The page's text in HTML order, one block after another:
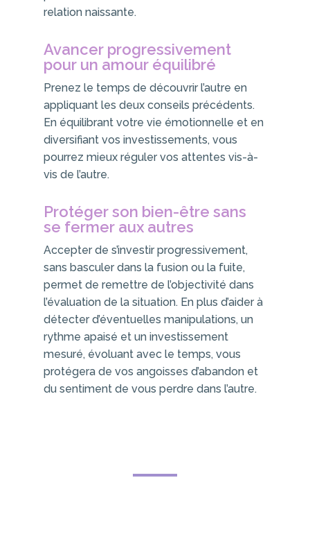
relation naissante.
Avancer progressivement
pour un amour équilibré
Prenez le temps de découvrir l’autre en
appliquant les deux conseils précédents.
En équilibrant votre vie émotionnelle et en
diversifiant vos investissements, vous
pourrez mieux réguler vos attentes vis-à-
vis de l’autre.
Protéger son bien-être sans
se fermer aux autres
Accepter de s’investir progressivement,
sans basculer dans la fusion ou la fuite,
permet de remettre de l’objectivité dans
l’évaluation de la situation. En plus d’aider à
détecter d’éventuelles manipulations, un
rythme apaisé et un investissement
mesuré, évoluant avec le temps, vous
protégera de vos angoisses d’abandon et
du sentiment de vous perdre dans l’autre.